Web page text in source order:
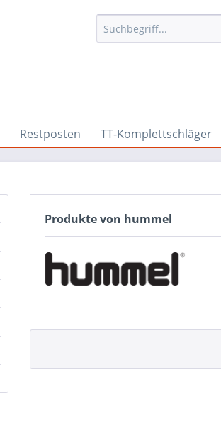
Restposten TT-Komplettschläger
Produkte von hummel